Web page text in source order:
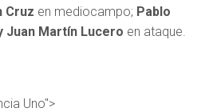
Cruz en mediocampo; Pablo
Juan Martín Lucero en ataque.
Uno">